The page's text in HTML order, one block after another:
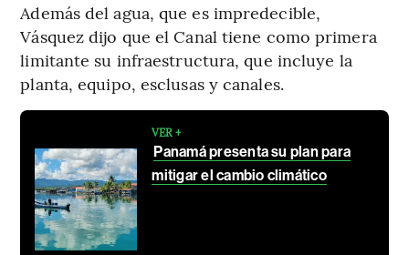
Además del agua, que es impredecible,
Vásquez dijo que el Canal tiene como primera
limitante su infraestructura, que incluye la
planta, equipo, esclusas y canales.
VER +
Panamá presenta su plan para
mitigar el cambio climático